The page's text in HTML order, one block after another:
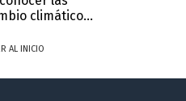
climático...
AL INICIO